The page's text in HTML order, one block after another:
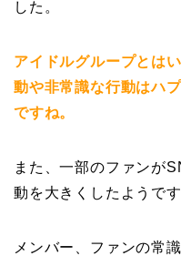
した。
アイドルグループとは
動や非常識な行動はハ
ですね。
また、一部のファンが
動を大きくしたようです
メンバー、ファンの常